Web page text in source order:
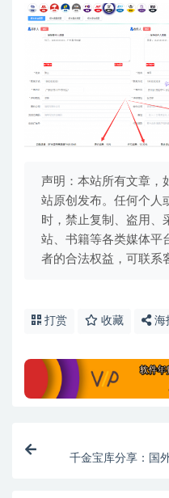
声明：本站所有文章，
站原创发布。任何个人
时，禁止复制、盗用、
站、书籍等各类媒体平
者的合法权益，可联系
打赏 收藏 海
千金宝库分享：国